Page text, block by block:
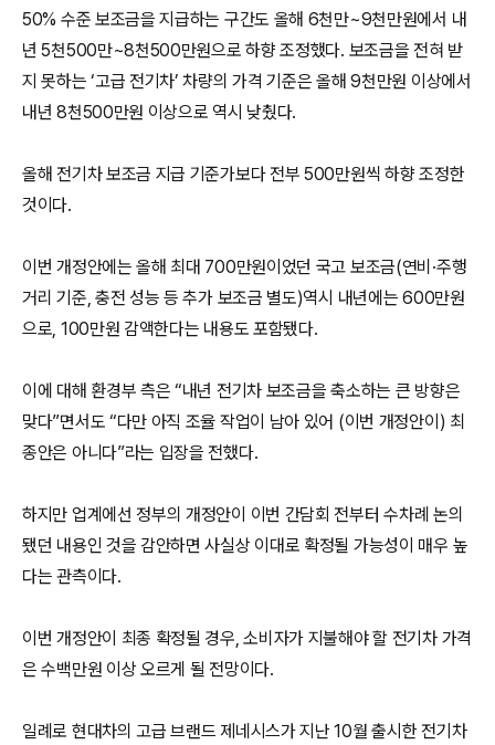
50% 수준 보조금을 지급하는 구간도 올해 6천만~9천만원에서 내
년 5천500만~8천500만원으로 하향 조정했다. 보조금을 전혀 받
지 못하는 ‘고급 전기차’ 차량의 가격 기준은 올해 9천만원 이상에서
내년 8천500만원 이상으로 역시 낮췄다.
올해 전기차 보조금 지급 기준가보다 전부 500만원씩 하향 조정한
것이다.
이번 개정안에는 올해 최대 700만원이었던 국고 보조금(연비·주행
거리 기준, 충전 성능 등 추가 보조금 별도)역시 내년에는 600만원
으로, 100만원 감액한다는 내용도 포함됐다.
이에 대해 환경부 측은 “내년 전기차 보조금을 축소하는 큰 방향은
맞다”면서도 “다만 아직 조율 작업이 남아 있어 (이번 개정안이) 최
종안은 아니다”라는 입장을 전했다.
하지만 업계에선 정부의 개정안이 이번 간담회 전부터 수차례 논의
됐던 내용인 것을 감안하면 사실상 이대로 확정될 가능성이 매우 높
다는 관측이다.
이번 개정안이 최종 확정될 경우, 소비자가 지불해야 할 전기차 가격
은 수백만원 이상 오르게 될 전망이다.
일례로 현대차의 고급 브랜드 제네시스가 지난 10월 출시한 전기차